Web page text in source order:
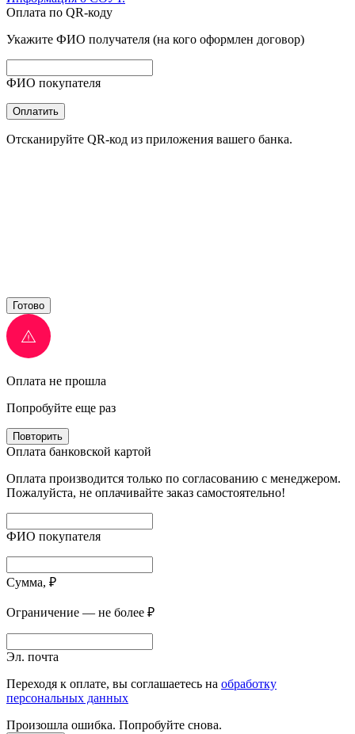
Оплата по QR-коду
Укажите ФИО получателя (на кого оформлен договор)
ФИО покупателя
Оплатить
Отсканируйте QR-код из приложения вашего банка.
Готово
Оплата не прошла
Попробуйте еще раз
Повторить
Оплата банковской картой
Оплата производится только по согласованию с менеджером.
Пожалуйста, не оплачивайте заказ самостоятельно!
ФИО покупателя
Сумма, ₽
Ограничение — не более ₽
Эл. почта
Переходя к оплате, вы соглашаетесь на обработку
персональных данных
Произошла ошибка. Попробуйте снова.